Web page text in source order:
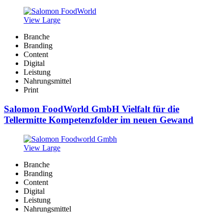
View Large
Branche
Branding
Content
Digital
Leistung
Nahrungsmittel
Print
Salomon FoodWorld GmbH Vielfalt für die
Tellermitte Kompetenzfolder im neuen Gewand
View Large
Branche
Branding
Content
Digital
Leistung
Nahrungsmittel